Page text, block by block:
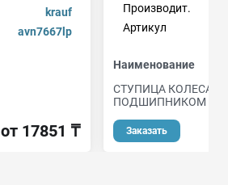
krauf
avn7667lp
от 17851 ₸
Производит.
Артикул
Наименование
СТУПИЦА КОЛЕСА С
ПОДШИПНИКОМ В
Заказать